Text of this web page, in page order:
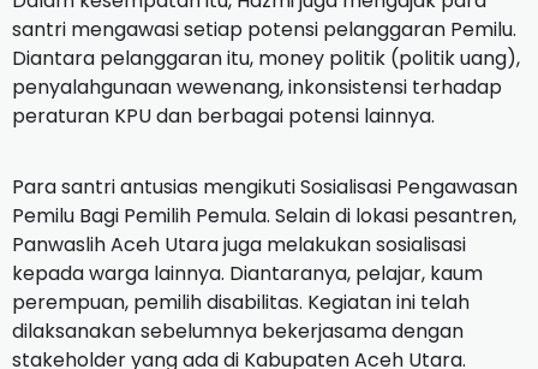
santri mengawasi setiap potensi pelanggaran Pemilu.
Diantara pelanggaran itu, money politik (politik uang),
penyalahgunaan wewenang, inkonsistensi terhadap
peraturan KPU dan berbagai potensi lainnya.
Para santri antusias mengikuti Sosialisasi Pengawasan
Pemilu Bagi Pemilih Pemula. Selain di lokasi pesantren,
Panwaslih Aceh Utara juga melakukan sosialisasi
kepada warga lainnya. Diantaranya, pelajar, kaum
perempuan, pemilih disabilitas. Kegiatan ini telah
dilaksanakan sebelumnya bekerjasama dengan
stakeholder yang ada di Kabupaten Aceh Utara.